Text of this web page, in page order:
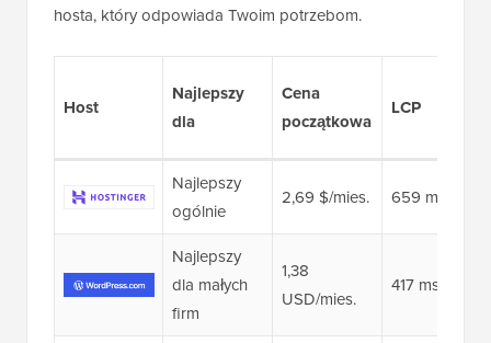
hosta, który odpowiada Twoim potrzebom.
Host
Najlepszy
dla
Cena
początkowa
LCP
Najlepszy
ogólnie
2,69 $/mies. 659 ms
Najlepszy
dla małych
firm
1,38
USD/mies.
417 ms